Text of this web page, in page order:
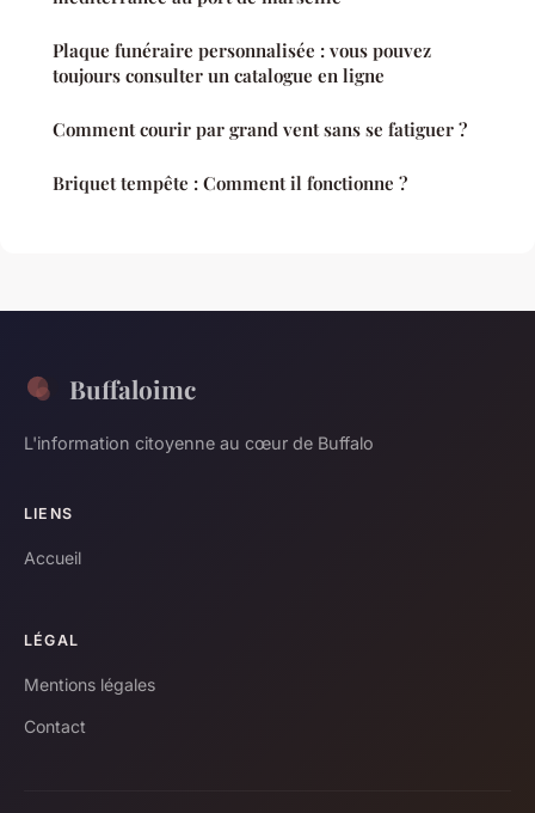
Plaque funéraire personnalisée : vous pouvez
toujours consulter un catalogue en ligne
Comment courir par grand vent sans se fatiguer ?
Briquet tempête : Comment il fonctionne ?
Buffaloimc
L'information citoyenne au cœur de Buffalo
LIENS
Accueil
LÉGAL
Mentions légales
Contact